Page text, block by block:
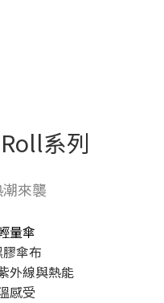
系列
來襲
量傘
傘布
外線與熱能
感受